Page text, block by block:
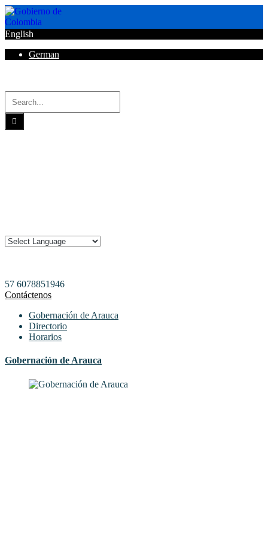
English
German
57 6078851946
Contáctenos
Gobernación de Arauca
Directorio
Horarios
Gobernación de Arauca